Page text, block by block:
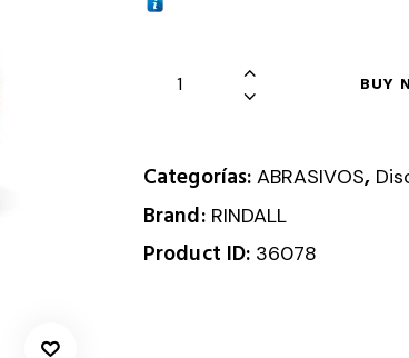
BUY
Categorías:ABRASIVOS,
Brand: RINDALL
Product ID: 36078